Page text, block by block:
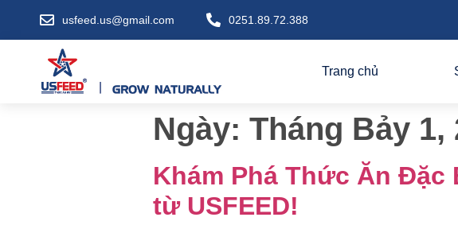
usfeed.us@gmail.com 0251.89.72.388
Trang chủ
Ngày: Tháng Bảy 1,
Khám Phá Thức Ăn Đặc
từ USFEED!